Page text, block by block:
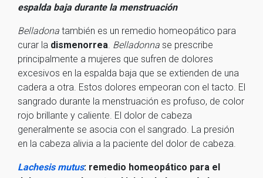
espalda baja durante la menstruación
Belladona también es un remedio homeopático para
curar la dismenorrea. Belladonna se prescribe
principalmente a mujeres que sufren de dolores
excesivos en la espalda baja que se extienden de una
cadera a otra. Estos dolores empeoran con el tacto. El
sangrado durante la menstruación es profuso, de color
rojo brillante y caliente. El dolor de cabeza
generalmente se asocia con el sangrado. La presión
en la cabeza alivia a la paciente del dolor de cabeza.
Lachesis mutus: remedio homeopático para el